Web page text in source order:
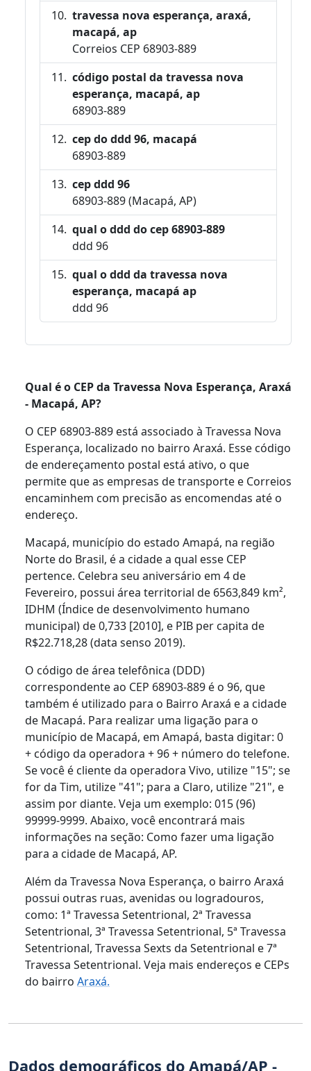
travessa nova esperança, araxá,
macapá, ap
Correios CEP 68903-889
código postal da travessa nova
esperança, macapá, ap
68903-889
cep do ddd 96, macapá
68903-889
cep ddd 96
68903-889 (Macapá, AP)
qual o ddd do cep 68903-889
ddd 96
qual o ddd da travessa nova
esperança, macapá ap
ddd 96
Qual é o CEP da Travessa Nova Esperança, Araxá
- Macapá, AP?
O CEP 68903-889 está associado à Travessa Nova
Esperança, localizado no bairro Araxá. Esse código
de endereçamento postal está ativo, o que
permite que as empresas de transporte e Correios
encaminhem com precisão as encomendas até o
endereço.
Macapá, município do estado Amapá, na região
Norte do Brasil, é a cidade a qual esse CEP
pertence. Celebra seu aniversário em 4 de
Fevereiro, possui área territorial de 6563,849 km²,
IDHM (Índice de desenvolvimento humano
municipal) de 0,733 [2010], e PIB per capita de
R$22.718,28 (data senso 2019).
O código de área telefônica (DDD)
correspondente ao CEP 68903-889 é o 96, que
também é utilizado para o Bairro Araxá e a cidade
de Macapá. Para realizar uma ligação para o
município de Macapá, em Amapá, basta digitar: 0
+ código da operadora + 96 + número do telefone.
Se você é cliente da operadora Vivo, utilize "15"; se
for da Tim, utilize "41"; para a Claro, utilize "21", e
assim por diante. Veja um exemplo: 015 (96)
99999-9999. Abaixo, você encontrará mais
informações na seção: Como fazer uma ligação
para a cidade de Macapá, AP.
Além da Travessa Nova Esperança, o bairro Araxá
possui outras ruas, avenidas ou logradouros,
como: 1ª Travessa Setentrional, 2ª Travessa
Setentrional, 3ª Travessa Setentrional, 5ª Travessa
Setentrional, Travessa Sexts da Setentrional e 7ª
Travessa Setentrional. Veja mais endereços e CEPs
do bairro Araxá.
Dados demográficos do Amapá/AP -